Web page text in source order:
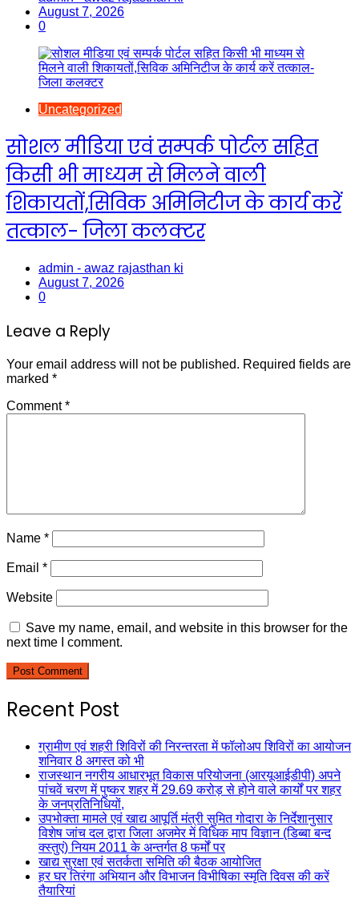
August 7, 2026
0
Uncategorized
सोशल मीडिया एवं सम्पर्क पोर्टल सहित
किसी भी माध्यम से मिलने वाली
शिकायतों,सिविक अमिनिटीज के कार्य करें
तत्काल- जिला कलक्टर
admin - awaz rajasthan ki
August 7, 2026
0
Leave a Reply
Your email address will not be published. Required fields are
marked *
Comment*
Name *
Email *
Website
Save my name, email, and website in this browser for the
next time I comment.
Recent Post
ग्रामीण एवं शहरी शिविरों की निरन्तरता में फॉलोअप शिविरों का आयोजन
शनिवार 8 अगस्त को भी
राजस्थान नगरीय आधारभूत विकास परियोजना (आरयूआईडीपी) अपने
पांचवें चरण में पुष्कर शहर में 29.69 करोड़ से होने वाले कार्यों पर शहर
के जनप्रतिनिधियों,
उपभोक्ता मामले एवं खाद्य आपूर्ति मंत्री सुमित गोदारा के निर्देशानुसार
विशेष जांच दल द्वारा जिला अजमेर में विधिक माप विज्ञान (डिब्बा बन्द
क्स्तुएं) नियम 2011 के अन्तर्गत 8 फर्मों पर
खाद्य सुरक्षा एवं सतर्कता समिति की बैठक आयोजित
हर घर तिरंगा अभियान और विभाजन विभीषिका स्मृति दिवस की करें
तैयारियां